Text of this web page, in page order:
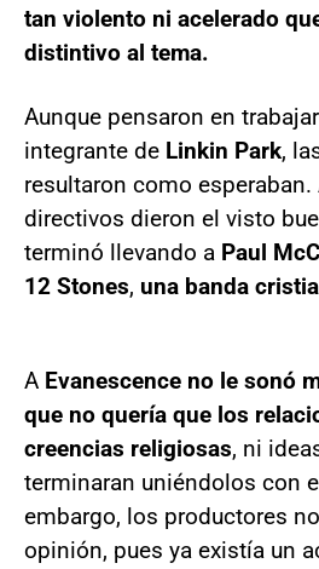
tan violento ni acelerado
distintivo al tema.
Aunque pensaron en
integrante de Linkin Park,
resultaron como esperaban.
directivos dieron el visto
terminó llevando a Paul
12 Stones, una banda
A Evanescence no le sonó
que no quería que los
creencias religiosas, ni
terminaran uniéndolos con
embargo, los productores
opinión, pues ya existía un